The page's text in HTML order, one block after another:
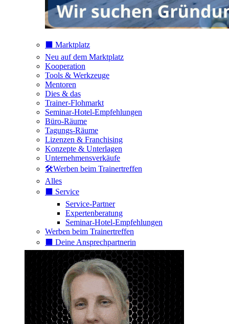
⬛️ Marktplatz
Neu auf dem Marktplatz
Kooperation
Tools & Werkzeuge
Mentoren
Dies & das
Trainer-Flohmarkt
Seminar-Hotel-Empfehlungen
Büro-Räume
Tagungs-Räume
Lizenzen & Franchising
Konzepte & Unterlagen
Unternehmensverkäufe
🛠️Werben beim Trainertreffen
Alles
⬛️ Service
Service-Partner
Expertenberatung
Seminar-Hotel-Empfehlungen
Werben beim Trainertreffen
⬛️ Deine Ansprechpartnerin